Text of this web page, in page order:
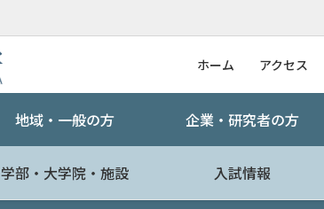
ホーム アクセス
地域・一般の方 企業・研究者の方
学部・大学院・施設 入試情報